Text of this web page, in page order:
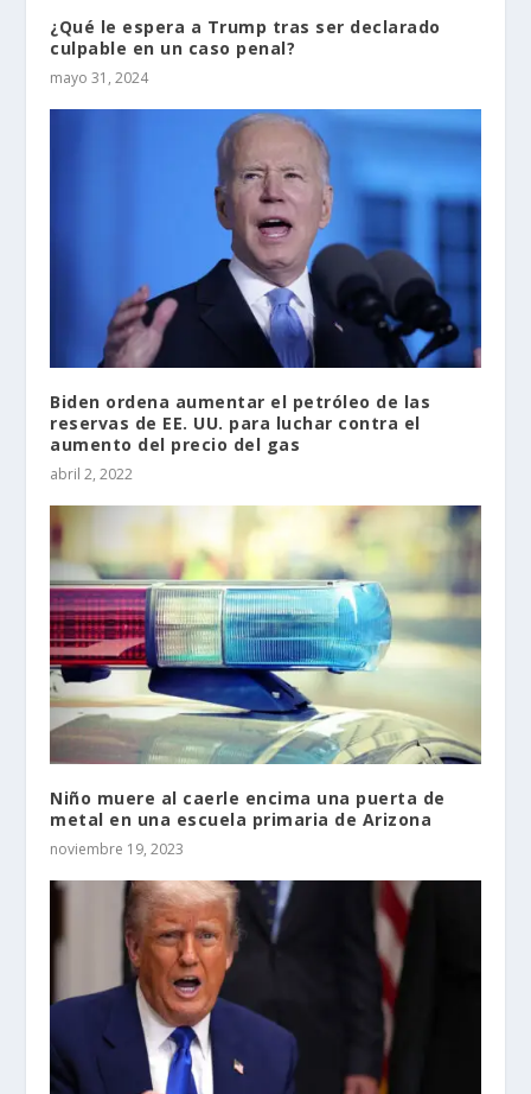
¿Qué le espera a Trump tras ser declarado
culpable en un caso penal?
mayo 31, 2024
Biden ordena aumentar el petróleo de las
reservas de EE. UU. para luchar contra el
aumento del precio del gas
abril 2, 2022
Niño muere al caerle encima una puerta de
metal en una escuela primaria de Arizona
noviembre 19, 2023